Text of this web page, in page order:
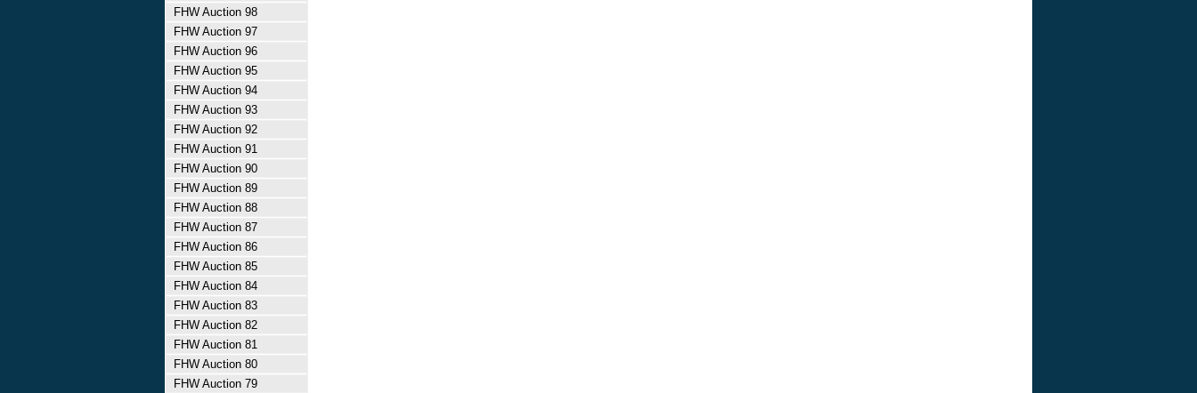
FHW Auction 98
FHW Auction 97
FHW Auction 96
FHW Auction 95
FHW Auction 94
FHW Auction 93
FHW Auction 92
FHW Auction 91
FHW Auction 90
FHW Auction 89
FHW Auction 88
FHW Auction 87
FHW Auction 86
FHW Auction 85
FHW Auction 84
FHW Auction 83
FHW Auction 82
FHW Auction 81
FHW Auction 80
FHW Auction 79